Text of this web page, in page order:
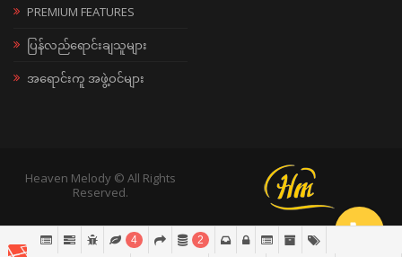
PREMIUM FEATURES
ပြန်လည်ရောင်းချသူများ
အရောင်းကူ အဖွဲ့ဝင်များ
Heaven Melody © All Rights
Reserved.
4 2